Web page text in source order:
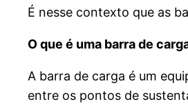
É nesse contexto que as
O que é uma barra de
A barra de carga é um
entre os pontos de